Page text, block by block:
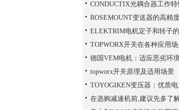
topworx开关原理及适用场景
在选购减速机前,建议先多了